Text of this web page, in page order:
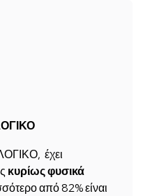
έχει
κυρίως φυσικά
από 82% είναι